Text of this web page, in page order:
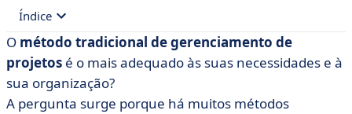
Índice
• O que é a metodologia de projeto clássica?
• O que são métodos tradicionais de gerenciamento de
projetos?
O método tradicional de gerenciamento de
projetos é o mais adequado às suas necessidades e à
sua organização?
A pergunta surge porque há muitos métodos